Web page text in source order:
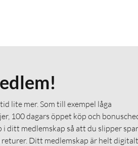
lite mer. Som till exempel låga
100 dagars öppet köp och
i ditt medlemskap så att du slipper
Ditt medlemskap är helt